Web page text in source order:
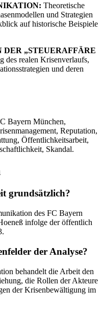
Theoretische
und Strategien
auf historische Beispiele
„STEUERAFFÄRE
des realen Krisenverlaufs,
und deren
Bayern München,
Reputation,
Öffentlichkeitsarbeit,
Skandal.
grundsätzlich?
des FC Bayern
infolge der öffentlich
der Analyse?
behandelt die Arbeit den
die Rollen der Akteure
der Krisenbewältigung im